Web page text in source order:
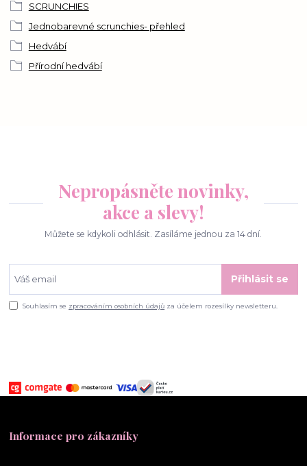
SCRUNCHIES
Jednobarevné scrunchies- přehled
Hedvábí
Přírodní hedvábí
Nepropásněte novinky,
akce a slevy!
Můžete se kdykoli odhlásit. Zasíláme jednou za 14 dní.
Přihlásit se
Souhlasím se zpracováním osobních údajů za účelem rozesílky newsletteru.
Informace pro zákazníky